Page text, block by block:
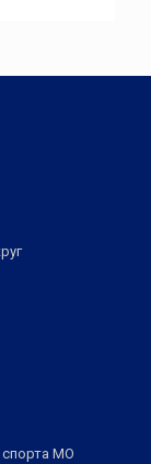
спорта МО